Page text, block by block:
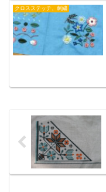
クロスステッチ、刺繍